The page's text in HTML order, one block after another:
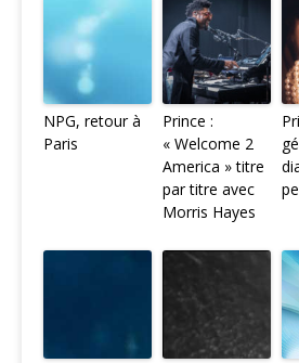
NPG, retour à
Paris
Prince :
« Welcome 2
America » titre
par titre avec
Morris Hayes